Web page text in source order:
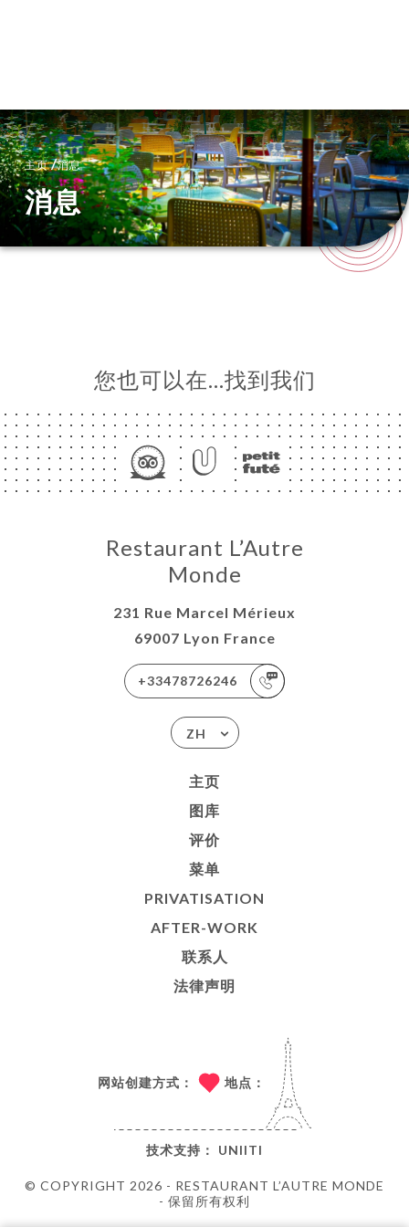
主页/消息
消息
您也可以在…找到我们
Restaurant L’Autre
Monde
231 Rue Marcel Mérieux
69007 Lyon France
+33478726246
ZH
主页
图库
评价
菜单
PRIVATISATION
AFTER-WORK
联系人
法律声明
© COPYRIGHT 2026 - RESTAURANT L’AUTRE MONDE
- 保留所有权利
网站创建方式： 地点：
技术支持： UNIITI